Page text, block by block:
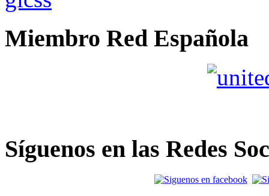
Miembro Red Española
Síguenos en las Redes